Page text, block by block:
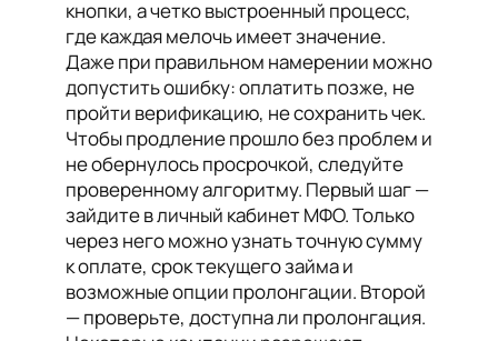
кнопки, а четко выстроенный процесс,
где каждая мелочь имеет значение.
Даже при правильном намерении можно
допустить ошибку: оплатить позже, не
пройти верификацию, не сохранить чек.
Чтобы продление прошло без проблем и
не обернулось просрочкой, следуйте
проверенному алгоритму. Первый шаг —
зайдите в личный кабинет МФО. Только
через него можно узнать точную сумму
к оплате, срок текущего займа и
возможные опции пролонгации. Второй
— проверьте, доступна ли пролонгация.